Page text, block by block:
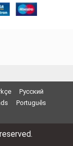
Русский
Português